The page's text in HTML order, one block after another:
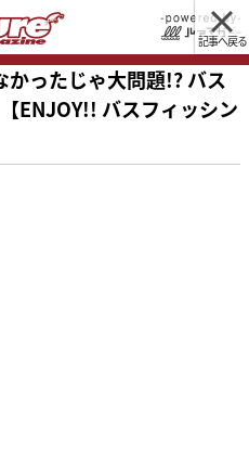
記事へ戻る
ったじゃ大問題!? バス
ENJOY!! バスフィッシン